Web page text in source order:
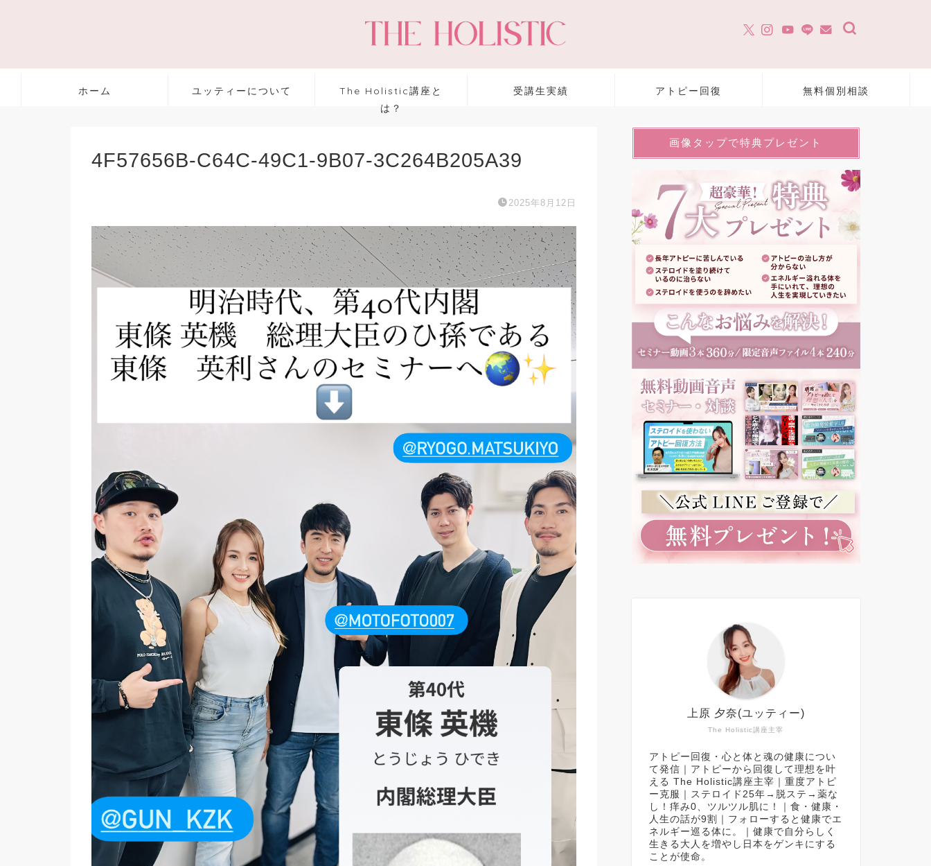
ホーム ユッティーについて
The Holistic講座と
は？
受講生実績 アトピー回復 無料個別相談
4F57656B-C64C-49C1-9B07-3C264B205A39
2025年8月12日
画像タップで特典プレゼント
The Holistic講座主宰
上原 夕奈(ユッティー)
アトピー回復・心と体と魂の健康につい
て発信｜アトピーから回復して理想を叶
える The Holistic講座主宰｜重度アトピ
ー克服｜ステロイド25年→脱ステ→薬な
し！痒み0、ツルツル肌に！｜食・健康・
人生の話が9割｜フォローすると健康でエ
ネルギー巡る体に。｜健康で自分らしく
生きる大人を増やし日本をゲンキにする
ことが使命。